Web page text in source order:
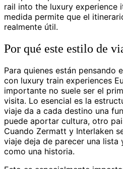
rail into the luxury experience
medida permite que el
realmente útil.
Por qué este estilo de
Para quienes están pensando
con luxury train experiences
importante no suele ser el
visita. Lo esencial es la
viaje da a cada destino una
puede aportar cultura, otro
Cuando Zermatt y Interlaken
viaje deja de parecer una lista
como una historia.